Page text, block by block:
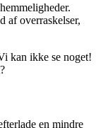
af overraskelser,
kan ikke se noget!
en mindre